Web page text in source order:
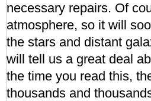
necessary repairs. Of
atmosphere, so it will
the stars and distant
will tell us a great deal
the time you read this,
thousands and